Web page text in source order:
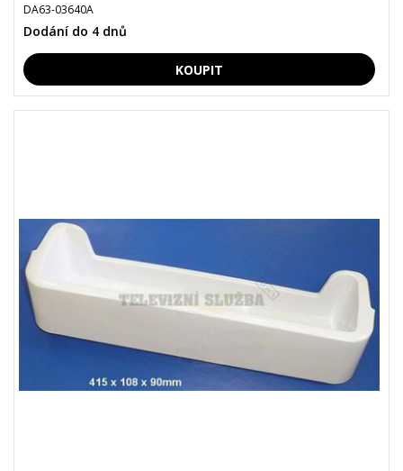
DA63-03640A
Dodání do 4 dnů